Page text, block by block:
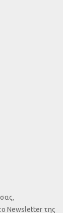
Newsletter της